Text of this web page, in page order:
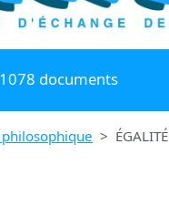
documents
ÉGALITÉ